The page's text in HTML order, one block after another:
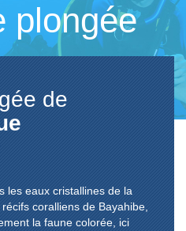
plongée
de
les eaux cristallines de la
coralliens de Bayahibe,
la faune colorée, ici